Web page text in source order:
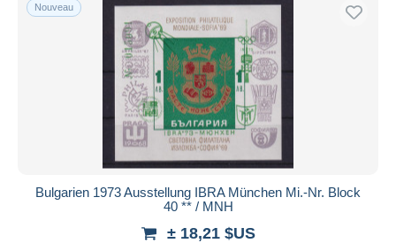
Nouveau
Bulgarien 1973 Ausstellung IBRA München Mi.-Nr. Block
40 ** / MNH
± 18,21 $US